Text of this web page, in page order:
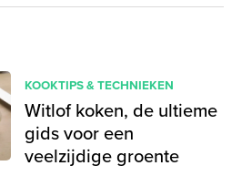
KOOKTIPS & TECHNIEKEN
Witlof koken, de ultieme
gids voor een
veelzijdige groente